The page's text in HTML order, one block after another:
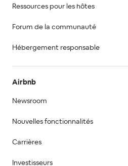
Ressources pour les hôtes
Forum de la communauté
Hébergement responsable
Airbnb
Newsroom
Nouvelles fonctionnalités
Carrières
Investisseurs